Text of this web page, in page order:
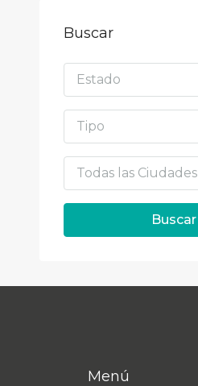
Buscar
Estado
Tipo
Todas las Ciudades
Buscar
Menú